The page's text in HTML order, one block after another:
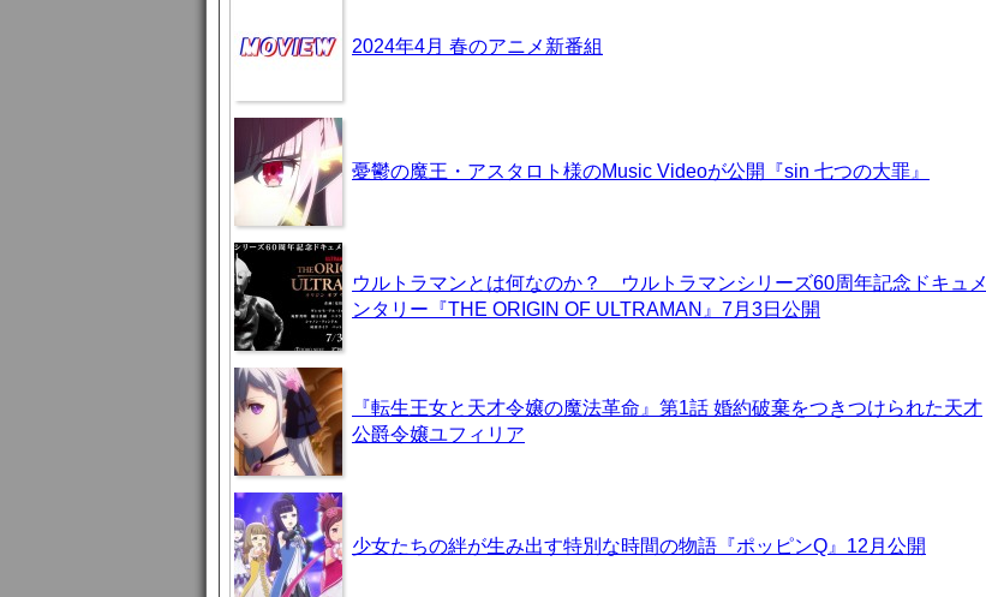
2024年4月 春のアニメ新番組
憂鬱の魔王・アスタロト様のMusic Videoが公開『sin 七つの大罪』
ウルトラマンとは何なのか？ ウルトラマンシリーズ60周年記念ドキュメ
ンタリー『THE ORIGIN OF ULTRAMAN』7月3日公開
『転生王女と天才令嬢の魔法革命』第1話 婚約破棄をつきつけられた天才
公爵令嬢ユフィリア
少女たちの絆が生み出す特別な時間の物語『ポッピンQ』12月公開